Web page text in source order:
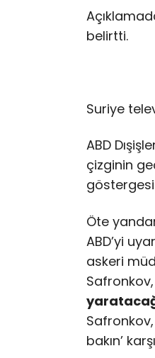
belirtti.
Suriye
ABD
çizginin
Öte
ABD’yi
askeri
Safronkov,
Safronkov,
bakın’